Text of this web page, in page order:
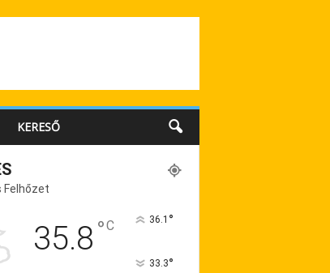
KERESŐ
Felhőzet
35.8 °C 36.1 °
33.3°